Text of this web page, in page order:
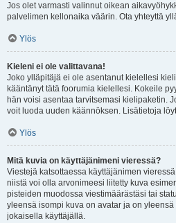
Jos olet varmasti valinnut oikean
palvelimen kellonaika väärin. Ota yhteyttä
Ylös
Kieleni ei ole valittavana!
Joko ylläpitäjä ei ole asentanut kielellesi
kääntänyt tätä foorumia kielellesi. Kokeile
hän voisi asentaa tarvitsemasi kielipaketin.
voit luoda uuden käännöksen. Lisätietoja
Ylös
Mitä kuvia on käyttäjänimeni vieressä?
Viestejä katsottaessa käyttäjänimen
niistä voi olla arvonimeesi liitetty kuva
pisteiden muodossa viestimäärästäsi tai
yleensä isompi kuva on avatar ja on
jokaisella käyttäjällä.